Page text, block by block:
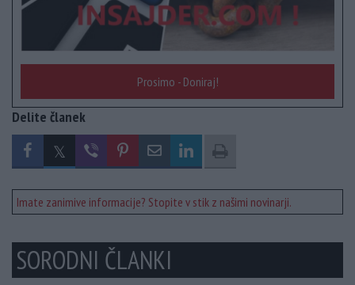
Prosimo - Doniraj!
Delite članek
Imate zanimive informacije? Stopite v stik z našimi novinarji.
SORODNI ČLANKI